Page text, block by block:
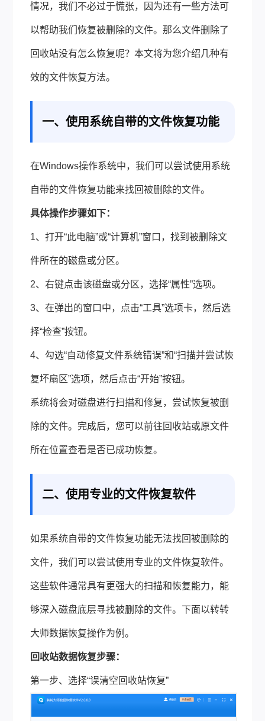
情况，我们不必过于慌张，因为还有一些方法可
以帮助我们恢复被删除的文件。那么文件删除了
回收站没有怎么恢复呢？本文将为您介绍几种有
效的文件恢复方法。
一、使用系统自带的文件恢复功能
在Windows操作系统中，我们可以尝试使用系统
自带的文件恢复功能来找回被删除的文件。
具体操作步骤如下：
1、打开“此电脑”或“计算机”窗口，找到被删除文
件所在的磁盘或分区。
2、右键点击该磁盘或分区，选择“属性”选项。
3、在弹出的窗口中，点击“工具”选项卡，然后选
择“检查”按钮。
4、勾选“自动修复文件系统错误”和“扫描并尝试恢
复坏扇区”选项，然后点击“开始”按钮。
系统将会对磁盘进行扫描和修复，尝试恢复被删
除的文件。完成后，您可以前往回收站或原文件
所在位置查看是否已成功恢复。
二、使用专业的文件恢复软件
如果系统自带的文件恢复功能无法找回被删除的
文件，我们可以尝试使用专业的文件恢复软件。
这些软件通常具有更强大的扫描和恢复能力，能
够深入磁盘底层寻找被删除的文件。下面以转转
大师数据恢复操作为例。
回收站数据恢复步骤：
第一步、选择“误清空回收站恢复”